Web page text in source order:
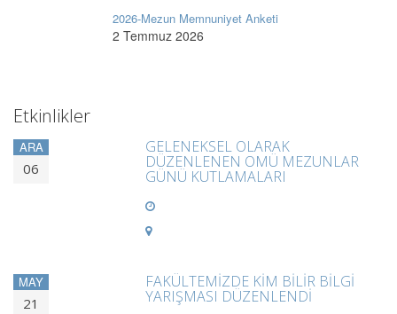
2026-Mezun Memnuniyet Anketi
2 Temmuz 2026
Etkinlikler
ARA
06
GELENEKSEL OLARAK
DÜZENLENEN OMÜ MEZUNLAR
GÜNÜ KUTLAMALARI
MAY
21
FAKÜLTEMİZDE KİM BİLİR BİLGİ
YARIŞMASI DÜZENLENDİ